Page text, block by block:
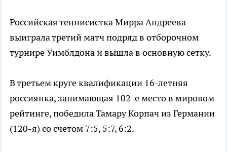
Российская теннисистка Мирра Андреева
выиграла третий матч подряд в отборочном
турнире Уимблдона и вышла в основную сетку.
В третьем круге квалификации 16-летняя
россиянка, занимающая 102-е место в мировом
рейтинге, победила Тамару Корпач из Германии
(120-я) со счетом 7:5, 5:7, 6:2.